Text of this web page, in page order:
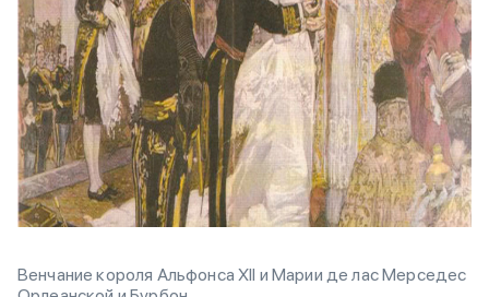
Венчание короля Альфонса XII и Марии де лас Мерседес